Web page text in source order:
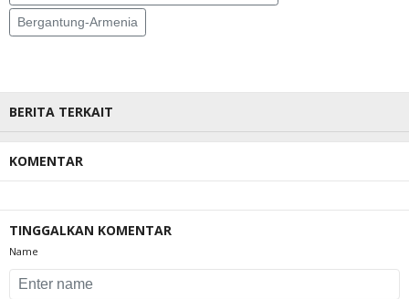
Bergantung-Armenia
BERITA TERKAIT
KOMENTAR
TINGGALKAN KOMENTAR
Name